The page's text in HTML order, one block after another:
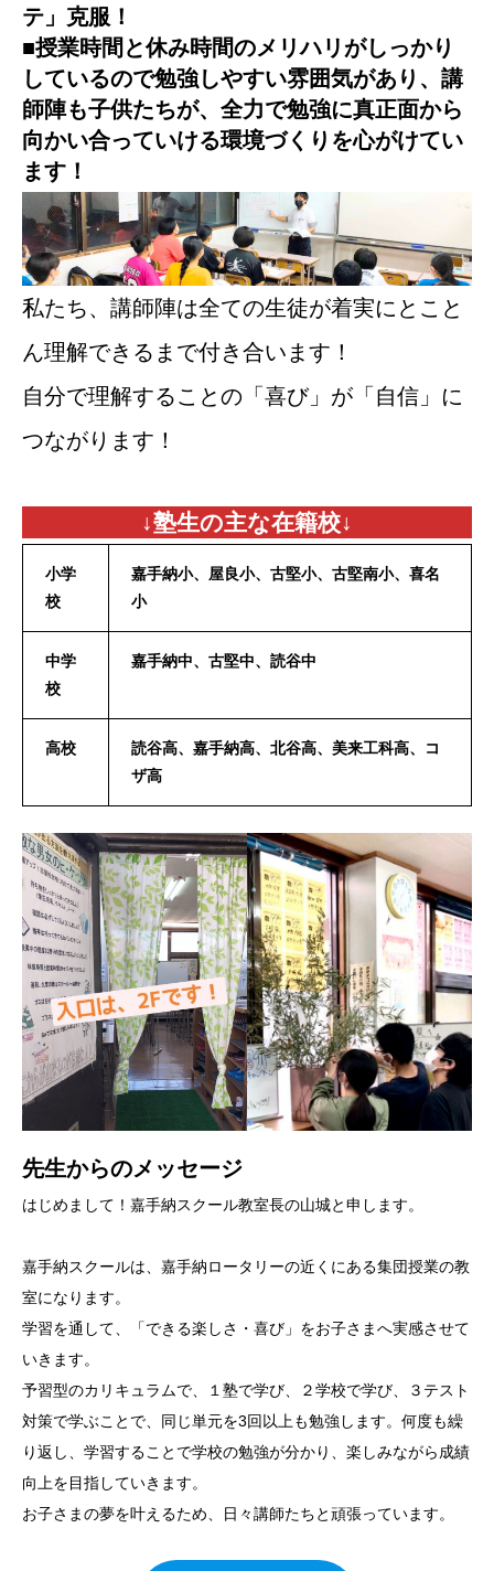
テ」克服！
■授業時間と休み時間のメリハリがしっかり
しているので勉強しやすい雰囲気があり、講
師陣も子供たちが、全力で勉強に真正面から
向かい合っていける環境づくりを心がけてい
ます！
私たち、講師陣は全ての生徒が着実にとこと
ん理解できるまで付き合います！
自分で理解することの「喜び」が「自信」に
つながります！
↓塾生の主な在籍校↓
小学
校
嘉手納小、屋良小、古堅小、古堅南小、喜名
小
中学
校
嘉手納中、古堅中、読谷中
高校
読谷高、嘉手納高、北谷高、美来工科高、コ
ザ高
先生からのメッセージ
はじめまして！嘉手納スクール教室長の山城と申します。
嘉手納スクールは、嘉手納ロータリーの近くにある集団授業の教
室になります。
学習を通して、「できる楽しさ・喜び」をお子さまへ実感させて
いきます。
予習型のカリキュラムで、１塾で学び、２学校で学び、３テスト
対策で学ぶことで、同じ単元を3回以上も勉強します。何度も繰
り返し、学習することで学校の勉強が分かり、楽しみながら成績
向上を目指していきます。
お子さまの夢を叶えるため、日々講師たちと頑張っています。